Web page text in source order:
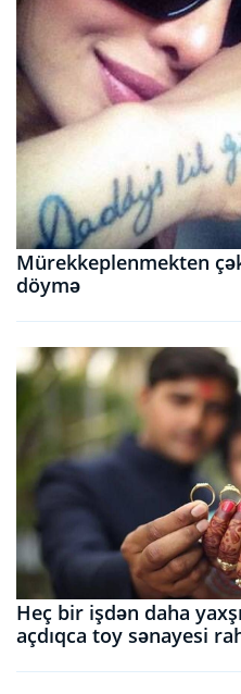
Mürekkeplenmekten
döymə
Heç bir işdən daha
açdıqca toy sənayesi